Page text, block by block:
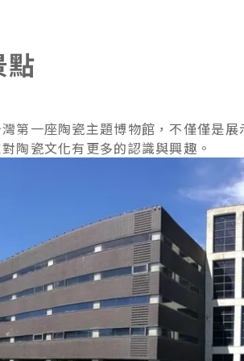
點
第一座陶瓷主題博物館，不僅僅是
陶瓷文化有更多的認識與興趣。